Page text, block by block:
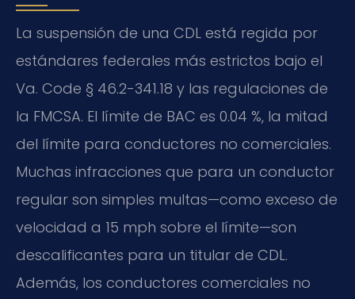
La suspensión de una CDL está regida por
estándares federales más estrictos bajo el
Va. Code § 46.2-341.18 y las regulaciones de
la FMCSA. El límite de BAC es 0.04 %, la mitad
del límite para conductores no comerciales.
Muchas infracciones que para un conductor
regular son simples multas—como exceso de
velocidad a 15 mph sobre el límite—son
descalificantes para un titular de CDL.
Además, los conductores comerciales no